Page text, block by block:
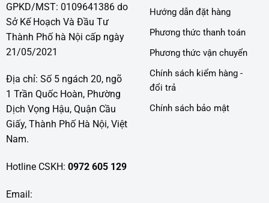
GPKD/MST: 0109641386 do
Sở Kế Hoạch Và Đầu Tư
Thành Phố hà Nội cấp ngày
21/05/2021
Địa chỉ: Số 5 ngách 20, ngõ
1 Trần Quốc Hoàn, Phường
Dịch Vọng Hậu, Quận Cầu
Giấy, Thành Phố Hà Nội, Việt
Nam.
Hotline CSKH: 0972 605 129
Email:
Hướng dẫn đặt hàng
Phương thức thanh toán
Phương thức vận chuyển
Chính sách kiểm hàng -
đổi trả
Chính sách bảo mật